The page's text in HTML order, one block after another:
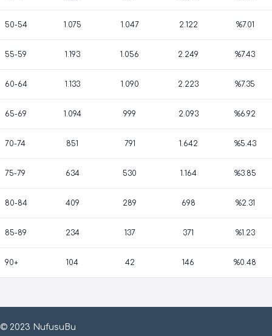
50-54 1.075 1.047 2.122 %7.01
55-59 1.193 1.056 2.249 %7.43
60-64 1.133 1.090 2.223 %7.35
65-69 1.094 999 2.093 %6.92
70-74 851 791 1.642 %5.43
75-79 634 530 1.164 %3.85
80-84 409 289 698 %2.31
85-89 234 137 371 %1.23
90+ 104 42 146 %0.48
© 2023 NufusuBu